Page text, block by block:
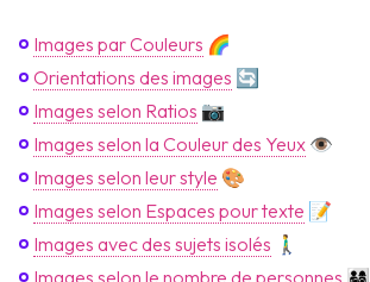
Images par Couleurs 🌈
Orientations des images 🔄
Images selon Ratios 📷
Images selon la Couleur des Yeux 👁️
Images selon leur style 🎨
Images selon Espaces pour texte 📝
Images avec des sujets isolés 🚶‍♂️